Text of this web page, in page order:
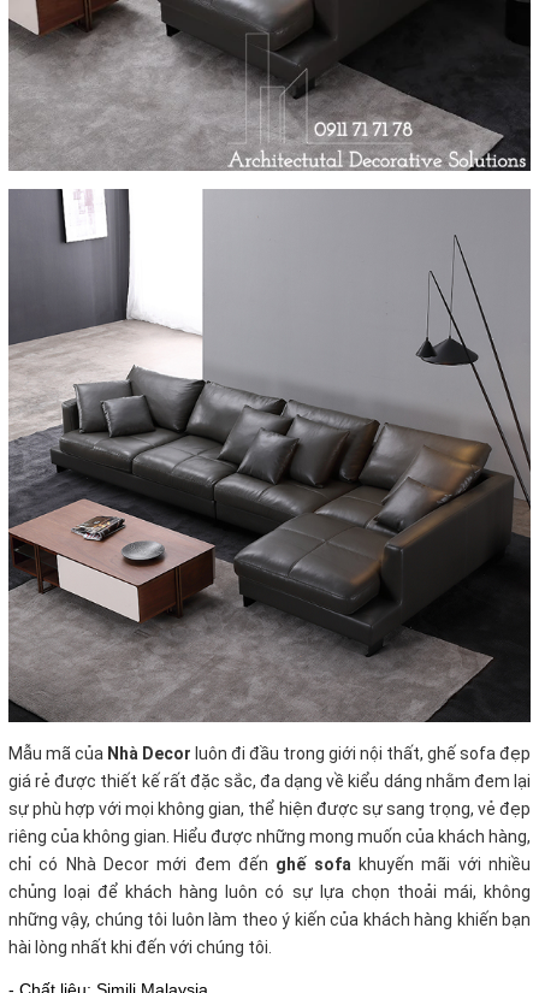
Mẫu mã của Nhà Decor luôn đi đầu trong giới nội thất, ghế sofa đẹp
giá rẻ được thiết kế rất đặc sắc, đa dạng về kiểu dáng nhằm đem lại
sự phù hợp với mọi không gian, thể hiện được sự sang trọng, vẻ đẹp
riêng của không gian. Hiểu được những mong muốn của khách hàng,
chỉ có Nhà Decor mới đem đến ghế sofa khuyến mãi với nhiều
chủng loại để khách hàng luôn có sự lựa chọn thoải mái, không
những vậy, chúng tôi luôn làm theo ý kiến của khách hàng khiến bạn
hài lòng nhất khi đến với chúng tôi.
- Chất liệu: Simili Malaysia.